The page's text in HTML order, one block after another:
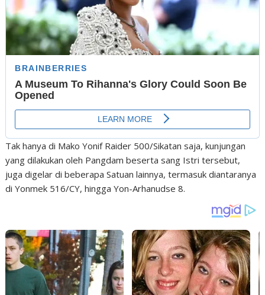
Tak hanya di Mako Yonif Raider 500/Sikatan saja, kunjungan
yang dilakukan oleh Pangdam beserta sang Istri tersebut,
juga digelar di beberapa Satuan lainnya, termasuk diantaranya
di Yonmek 516/CY, hingga Yon-Arhanudse 8.